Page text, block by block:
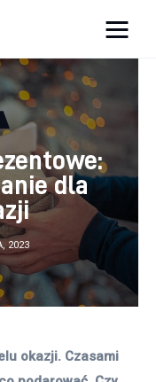
dla
2023
okazji. Czasami